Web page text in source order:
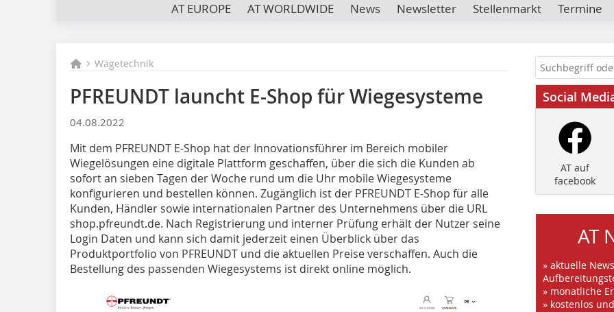
AT EUROPE AT WORLDWIDE News Newsletter Stellenmarkt Termine
Wägetechnik
PFREUNDT launcht E-Shop für Wiegesysteme
04.08.2022
Mit dem PFREUNDT E-Shop hat der Innovationsführer im Bereich mobiler
Wiegelösungen eine digitale Plattform geschaffen, über die sich die Kunden ab
sofort an sieben Tagen der Woche rund um die Uhr mobile Wiegesysteme
konfigurieren und bestellen können. Zugänglich ist der PFREUNDT E-Shop für alle
Kunden, Händler sowie internationalen Partner des Unternehmens über die URL
shop.pfreundt.de. Nach Registrierung und interner Prüfung erhält der Nutzer seine
Login Daten und kann sich damit jederzeit einen Überblick über das
Produktportfolio von PFREUNDT und die aktuellen Preise verschaffen. Auch die
Bestellung des passenden Wiegesystems ist direkt online möglich.
Social
AT auf
facebook
AT
» aktuelle
» monatliche
» kostenlos